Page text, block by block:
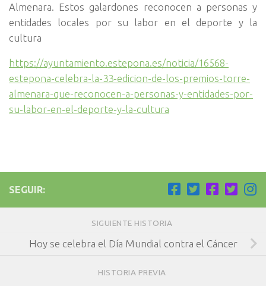
Almenara. Estos galardones reconocen a personas y
entidades locales por su labor en el deporte y la
cultura
https://ayuntamiento.estepona.es/noticia/16568-
estepona-celebra-la-33-edicion-de-los-premios-torre-
almenara-que-reconocen-a-personas-y-entidades-por-
su-labor-en-el-deporte-y-la-cultura
SEGUIR:
SIGUIENTE HISTORIA
Hoy se celebra el Día Mundial contra el Cáncer
HISTORIA PREVIA